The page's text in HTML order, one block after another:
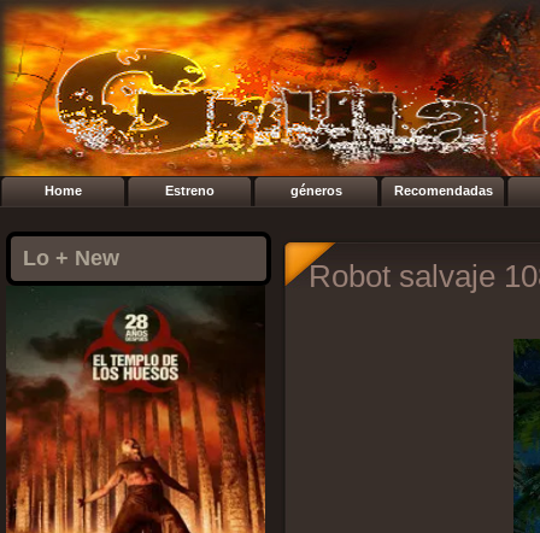
Home Estreno géneros Recomendadas
Lo + New Robot salvaje